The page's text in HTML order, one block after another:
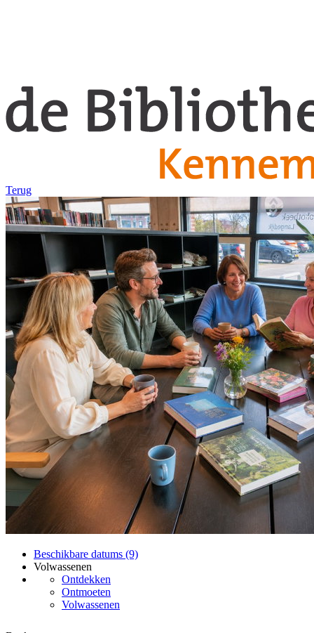
Terug
Beschikbare datums (9)
Volwassenen
Ontdekken
Ontmoeten
Volwassenen